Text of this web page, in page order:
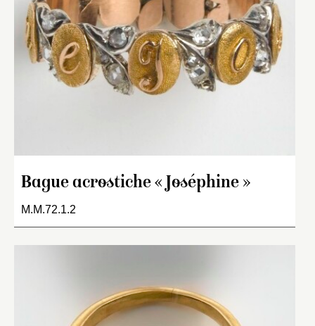
Bague acrostiche « Joséphine »
M.M.72.1.2